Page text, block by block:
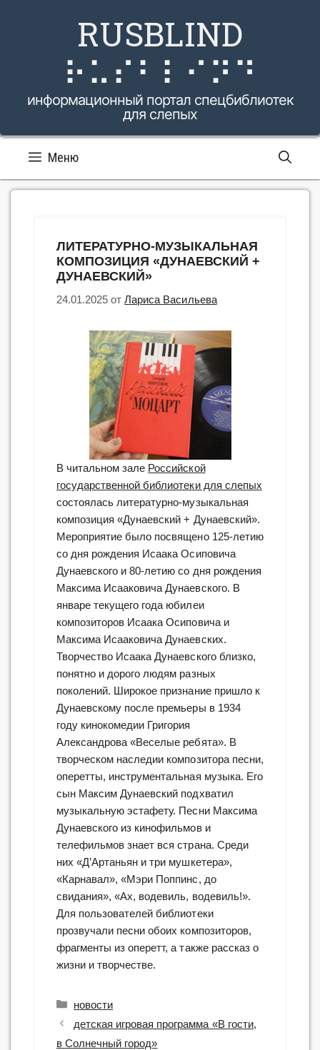
RUSBLIND
⠗⠥⠎⠃⠇⠊⠝⠙
информационный портал спецбиблиотек
для слепых
Меню
ЛИТЕРАТУРНО-МУЗЫКАЛЬНАЯ
КОМПОЗИЦИЯ «ДУНАЕВСКИЙ +
ДУНАЕВСКИЙ»
24.01.2025 отЛариса Васильева
В читальном зале Российской
государственной библиотеки для слепых
состоялась литературно-музыкальная
композиция «Дунаевский + Дунаевский».
Мероприятие было посвящено 125-летию
со дня рождения Исаака Осиповича
Дунаевского и 80-летию со дня рождения
Максима Исааковича Дунаевского. В
январе текущего года юбилеи
композиторов Исаака Осиповича и
Максима Исааковича Дунаевских.
Творчество Исаака Дунаевского близко,
понятно и дорого людям разных
поколений. Широкое признание пришло к
Дунаевскому после премьеры в 1934
году кинокомедии Григория
Александрова «Веселые ребята». В
творческом наследии композитора песни,
оперетты, инструментальная музыка. Его
сын Максим Дунаевский подхватил
музыкальную эстафету. Песни Максима
Дунаевского из кинофильмов и
телефильмов знает вся страна. Среди
них «Д’Артаньян и три мушкетера»,
«Карнавал», «Мэри Поппинс, до
свидания», «Ах, водевиль, водевиль!».
Для пользователей библиотеки
прозвучали песни обоих композиторов,
фрагменты из оперетт, а также рассказ о
жизни и творчестве.
Рубрики
новости
детская игровая программа «В гости,
в Солнечный город»